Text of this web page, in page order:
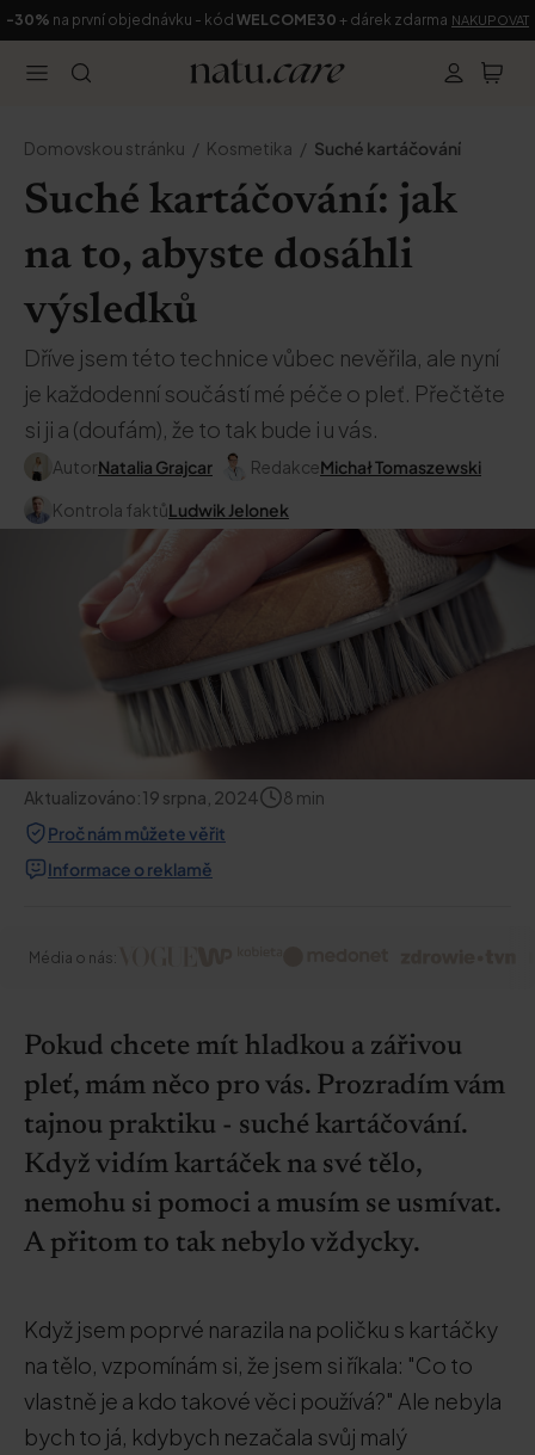
-30% na první objednávku - kód WELCOME30 + dárek zdarma NAKUPOVAT
Domovskou stránku Kosmetika Suché kartáčování
Suché kartáčování: jak
na to, abyste dosáhli
výsledků
Dříve jsem této technice vůbec nevěřila, ale nyní
je každodenní součástí mé péče o pleť. Přečtěte
si ji a (doufám), že to tak bude i u vás.
AutorNatalia Grajcar RedakceMichał Tomaszewski
Kontrola faktůLudwik Jelonek
Aktualizováno:19 srpna, 2024 8 min
Proč nám můžete věřit
Informace o reklamě
Média o nás:
Pokud chcete mít hladkou a zářivou
pleť, mám něco pro vás. Prozradím vám
tajnou praktiku - suché kartáčování.
Když vidím kartáček na své tělo,
nemohu si pomoci a musím se usmívat.
A přitom to tak nebylo vždycky.
Když jsem poprvé narazila na poličku s kartáčky
na tělo, vzpomínám si, že jsem si říkala: "Co to
vlastně je a kdo takové věci používá?" Ale nebyla
bych to já, kdybych nezačala svůj malý